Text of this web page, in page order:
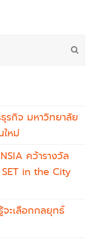
รกิจ มหาวิทยาลัย
หม่
คว้ารางวัล
in the City
ะเลือกกลยุทธ์